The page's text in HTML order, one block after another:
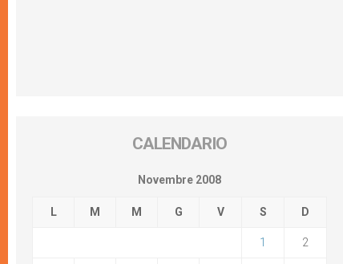
CALENDARIO
Novembre 2008
L M M G V S D
1 2